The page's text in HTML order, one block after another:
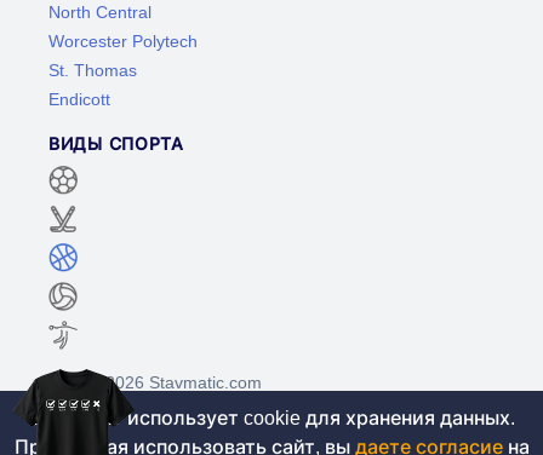
North Central
Worcester Polytech
St. Thomas
Endicott
ВИДЫ СПОРТА
©2017-2026 Stavmatic.com
Этот сайт использует cookie для хранения данных.
Продолжая использовать сайт, вы даете согласие на